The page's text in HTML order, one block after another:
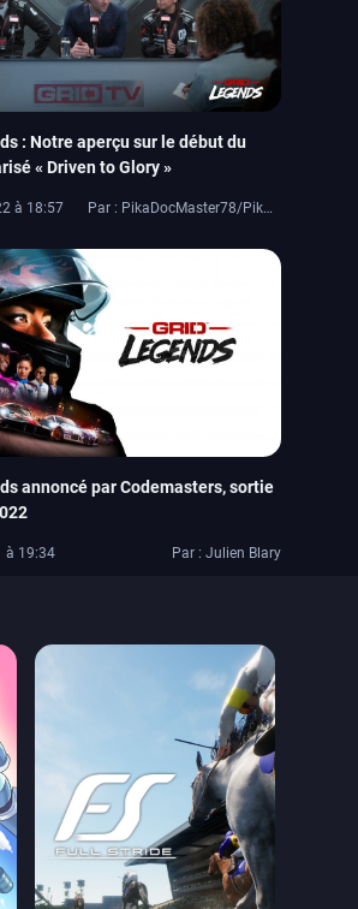
: Notre aperçu sur le début du
« Driven to Glory »
à 18:57 Par : PikaDocMaster78/PikaDoc42
annoncé par Codemasters, sortie
à 19:34 Par : Julien Blary